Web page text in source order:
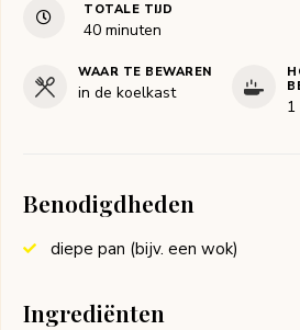
TOTALE TIJD
40minuten
minuten
WAAR TE BEWAREN
in de koelkast
1
Benodigdheden
diepe pan (bijv. een wok)
Ingrediënten